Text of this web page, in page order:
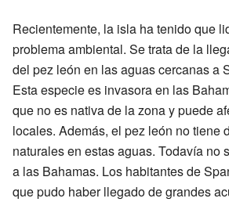
Recientemente, la isla ha tenido que
problema ambiental. Se trata de la
del pez león en las aguas cercanas a
Esta especie es invasora en las
que no es nativa de la zona y puede
locales. Además, el pez león no tiene
naturales en estas aguas. Todavía no
a las Bahamas. Los habitantes de
que pudo haber llegado de grandes